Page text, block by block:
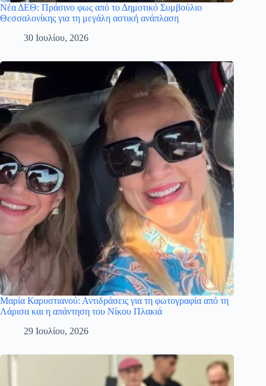
Νέα ΔΕΘ: Πράσινο φως από το Δημοτικό Συμβούλιο
Θεσσαλονίκης για τη μεγάλη αστική ανάπλαση
30 Ιουλίου, 2026
Μαρία Καρυστιανού: Αντιδράσεις για τη φωτογραφία από τη
Λάρισα και η απάντηση του Νίκου Πλακιά
29 Ιουλίου, 2026